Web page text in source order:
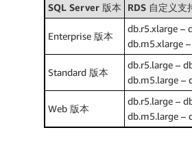
SQL Server 版本 RDS 自定义支
Enterprise 版本
db.r5.xlarge –
db.m5.xlarge
Standard 版本
db.r5.large –
db.m5.large –
Web 版本
db.r5.large –
db.m5.large –